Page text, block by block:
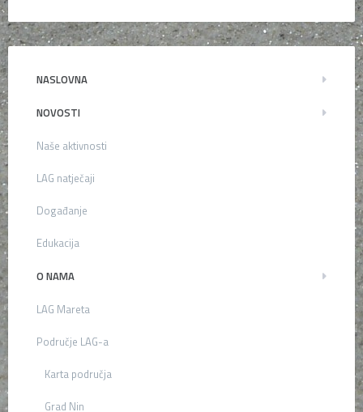
NASLOVNA
NOVOSTI
Naše aktivnosti
LAG natječaji
Događanje
Edukacija
O NAMA
LAG Mareta
Područje LAG-a
Karta područja
Grad Nin